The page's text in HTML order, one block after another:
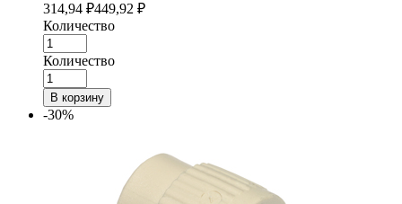
314,94 ₽449,92 ₽
Количество
Количество
В корзину
-30%